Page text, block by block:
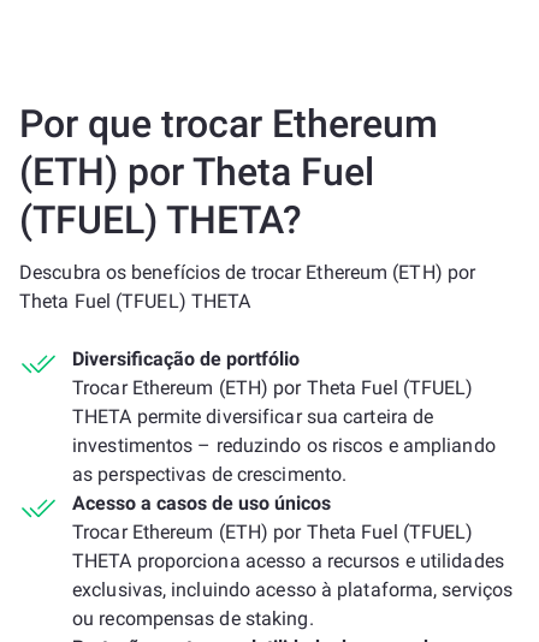
Por que trocar Ethereum
(ETH) por Theta Fuel
(TFUEL) THETA?
Descubra os benefícios de trocar Ethereum (ETH) por
Theta Fuel (TFUEL) THETA
Diversificação de portfólio
Trocar Ethereum (ETH) por Theta Fuel (TFUEL)
THETA permite diversificar sua carteira de
investimentos – reduzindo os riscos e ampliando
as perspectivas de crescimento.
Acesso a casos de uso únicos
Trocar Ethereum (ETH) por Theta Fuel (TFUEL)
THETA proporciona acesso a recursos e utilidades
exclusivas, incluindo acesso à plataforma, serviços
ou recompensas de staking.